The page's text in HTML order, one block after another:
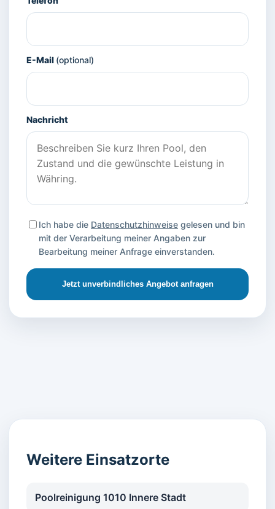
E-Mail (optional)
Nachricht
Ich habe die Datenschutzhinweise gelesen und bin
mit der Verarbeitung meiner Angaben zur
Bearbeitung meiner Anfrage einverstanden.
Jetzt unverbindliches Angebot anfragen
Weitere Einsatzorte
Poolreinigung 1010 Innere Stadt